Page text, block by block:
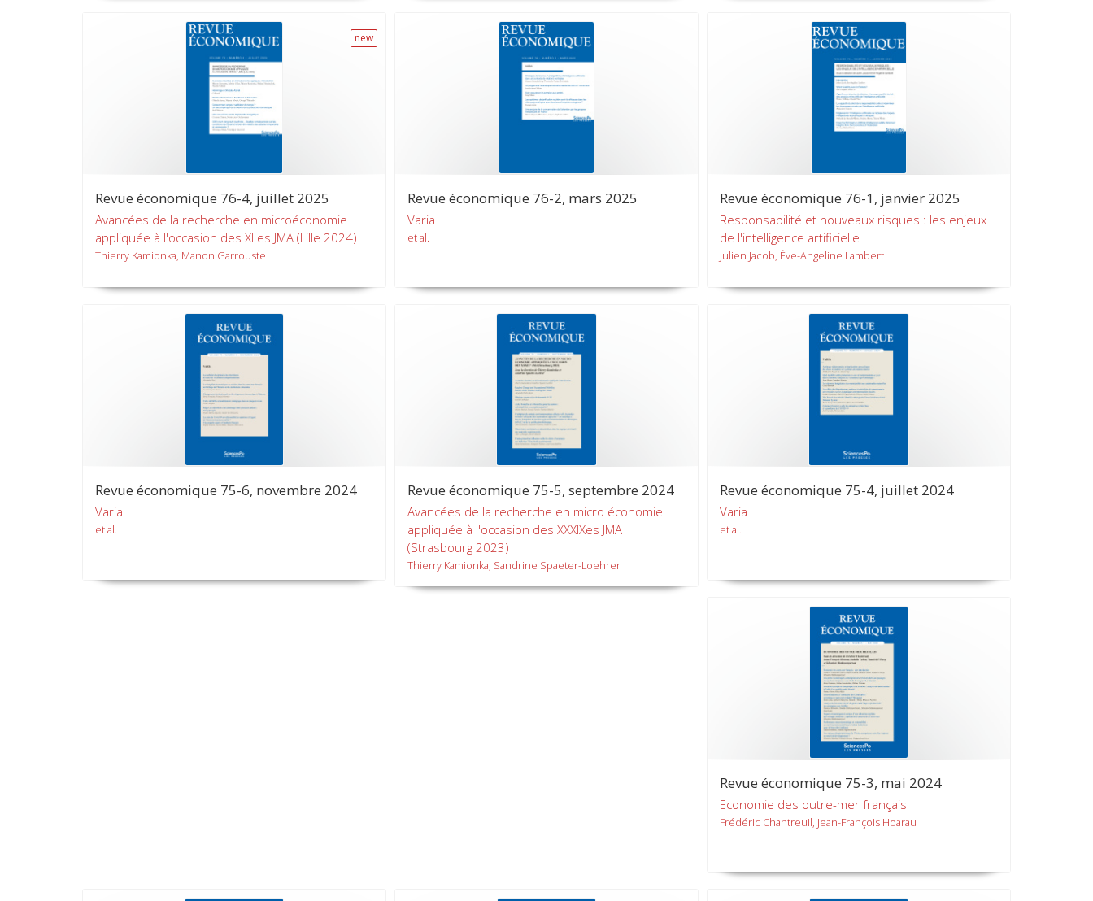
new
Revue économique 76-4, juillet 2025
Avancées de la recherche en microéconomie
appliquée à l'occasion des XLes JMA (Lille 2024)
Thierry Kamionka, Manon Garrouste
Revue économique 76-2, mars 2025
Varia
et al.
Revue économique 76-1, janvier 2025
Responsabilité et nouveaux risques : les enjeux
de l'intelligence artificielle
Julien Jacob, Ève-Angeline Lambert
Revue économique 75-6, novembre 2024
Varia
et al.
Revue économique 75-5, septembre 2024
Avancées de la recherche en micro économie
appliquée à l'occasion des XXXIXes JMA
(Strasbourg 2023)
Thierry Kamionka, Sandrine Spaeter-Loehrer
Revue économique 75-4, juillet 2024
Varia
et al.
Revue économique 75-3, mai 2024
Economie des outre-mer français
Frédéric Chantreuil, Jean-François Hoarau